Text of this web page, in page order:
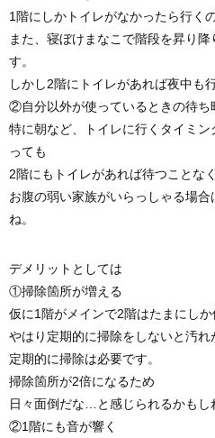
1階にしかトイレがなかったら行く
また、寝ぼけまなこで階段を昇り
す。
しかし2階にトイレがあれば夜中も
②自分以外が使っているときの待ち
特に朝など、トイレに行くタイミ
っても
2階にもトイレがあれば待つことな
お腹の弱い家族がいらっしゃる場
ね。
デメリットとしては
①掃除箇所が増える
仮に1階がメインで2階はたまにし
やはり定期的に掃除をしないと汚
定期的に掃除は必要です。
掃除箇所が2倍になるため
日々面倒だな…と感じられるかもし
②1階にも音が響く